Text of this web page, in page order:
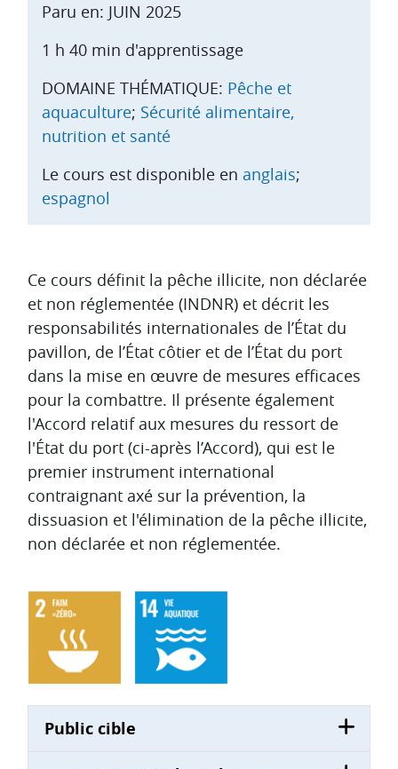
Aperçu des sections
Ce cours définit la pêche illicite, non déclarée
et non réglementée (INDNR) et décrit les
responsabilités internationales de l’État du
pavillon, de l’État côtier et de l’État du port
dans la mise en œuvre de mesures efficaces
pour la combattre. Il présente également
l'Accord relatif aux mesures du ressort de
l'État du port (ci-après l’Accord), qui est le
premier instrument international
contraignant axé sur la prévention, la
dissuasion et l'élimination de la pêche illicite,
non déclarée et non réglementée.
Public cible
Paru en: JUIN 2025
1 h 40 min d'apprentissage
DOMAINE THÉMATIQUE: Pêche et
aquaculture; Sécurité alimentaire,
nutrition et santé
Le cours est disponible en anglais;
espagnol